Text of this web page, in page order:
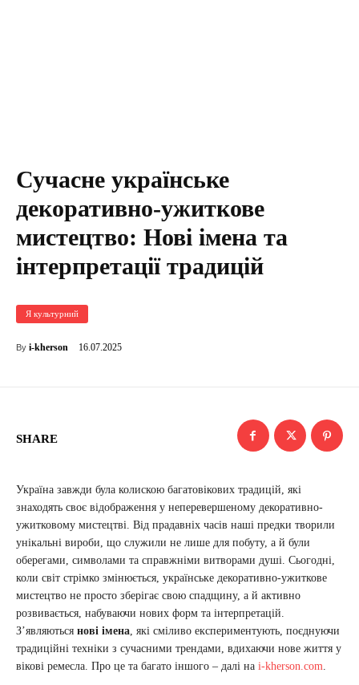
Сучасне українське
декоративно-ужиткове
мистецтво: Нові імена та
інтерпретації традицій
Я культурний
By i-kherson 16.07.2025
SHARE
Україна завжди була колискою багатовікових традицій, які
знаходять своє відображення у неперевершеному декоративно-
ужитковому мистецтві. Від прадавніх часів наші предки творили
унікальні вироби, що служили не лише для побуту, а й були
оберегами, символами та справжніми витворами душі. Сьогодні,
коли світ стрімко змінюється, українське декоративно-ужиткове
мистецтво не просто зберігає свою спадщину, а й активно
розвивається, набуваючи нових форм та інтерпретацій.
З’являються нові імена, які сміливо експериментують, поєднуючи
традиційні техніки з сучасними трендами, вдихаючи нове життя у
вікові ремесла. Про це та багато іншого – далі на i-kherson.com.